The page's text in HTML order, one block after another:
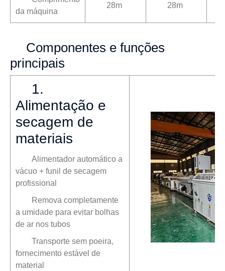
da máquina
28m 28m
Componentes e funções
principais
1.
Alimentação e
secagem de
materiais
Alimentador automático a
vácuo + funil de secagem
profissional
Remova completamente
a umidade para evitar bolhas
de ar nos tubos
Transporte sem poeira,
fornecimento estável de
material